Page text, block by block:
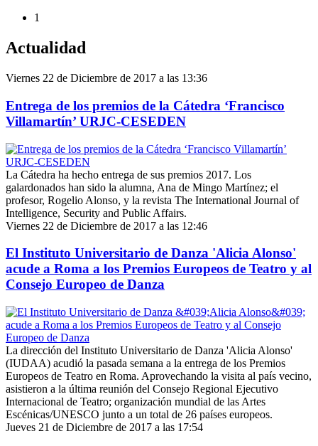
1
Actualidad
Viernes 22 de Diciembre de 2017 a las 13:36
Entrega de los premios de la Cátedra ‘Francisco
Villamartín’ URJC-CESEDEN
La Cátedra ha hecho entrega de sus premios 2017. Los
galardonados han sido la alumna, Ana de Mingo Martínez; el
profesor, Rogelio Alonso, y la revista The International Journal of
Intelligence, Security and Public Affairs.
Viernes 22 de Diciembre de 2017 a las 12:46
El Instituto Universitario de Danza 'Alicia Alonso'
acude a Roma a los Premios Europeos de Teatro y al
Consejo Europeo de Danza
La dirección del Instituto Universitario de Danza 'Alicia Alonso'
(IUDAA) acudió la pasada semana a la entrega de los Premios
Europeos de Teatro en Roma. Aprovechando la visita al país vecino,
asistieron a la última reunión del Consejo Regional Ejecutivo
Internacional de Teatro; organización mundial de las Artes
Escénicas/UNESCO junto a un total de 26 países europeos.
Jueves 21 de Diciembre de 2017 a las 17:54